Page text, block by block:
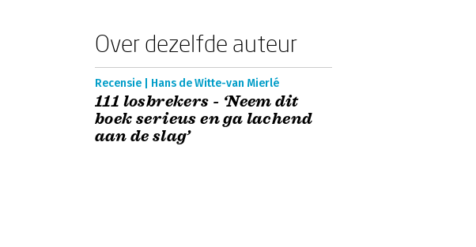
Over dezelfde auteur
Recensie | Hans de Witte-van Mierlé
111 losbrekers - ‘Neem dit
boek serieus en ga lachend
aan de slag’